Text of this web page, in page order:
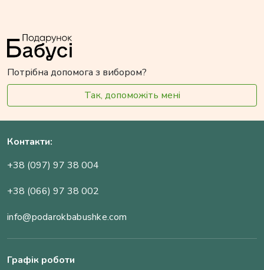
Потрібна допомога з вибором?
Так, допоможіть мені
Контакти:
+38 (097) 97 38 004
+38 (066) 97 38 002
info@podarokbabushke.com
Графік роботи